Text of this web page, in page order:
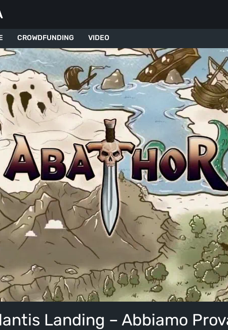
CROWDFUNDING VIDEO
Landing – Abbiamo